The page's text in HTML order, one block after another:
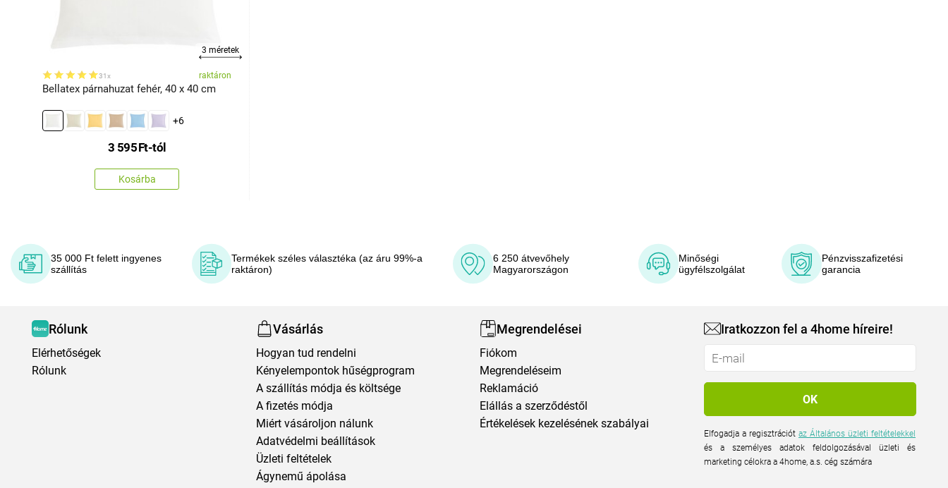
3 méretek
31x raktáron
Bellatex párnahuzat fehér, 40 x 40 cm
+6
3 595Ft-tól
Kosárba
35 000 Ft felett ingyenes
szállítás
Termékek széles választéka (az áru 99%-a
raktáron)
6 250 átvevőhely
Magyarországon
Minőségi
ügyfélszolgálat
Pénzvisszafizetési
garancia
Rólunk
Elérhetőségek
Rólunk
Vásárlás
Hogyan tud rendelni
Kényelempontok hűségprogram
A szállítás módja és költsége
A fizetés módja
Miért vásároljon nálunk
Adatvédelmi beállítások
Üzleti feltételek
Ágynemű ápolása
Megrendelései
Fiókom
Megrendeléseim
Reklamáció
Elállás a szerződéstől
Értékelések kezelésének szabályai
Iratkozzon fel a 4home híreire!
Elfogadja a regisztrációtaz Általános üzleti feltételekkel
és a személyes adatok feldolgozásával üzleti és
marketing célokra a 4home, a.s. cég számára